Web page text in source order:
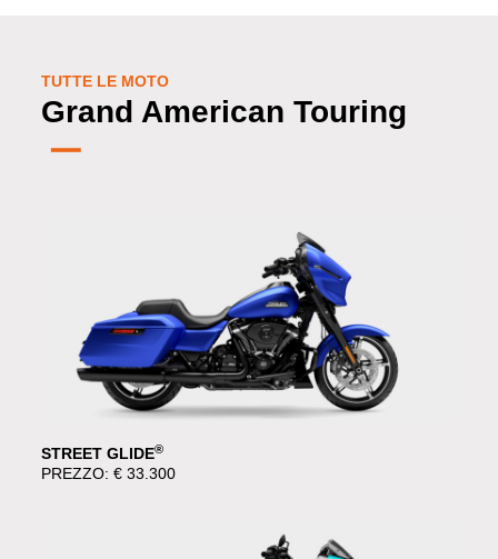
TUTTE LE MOTO
Grand American Touring
STREET GLIDE®
PREZZO: € 33.300